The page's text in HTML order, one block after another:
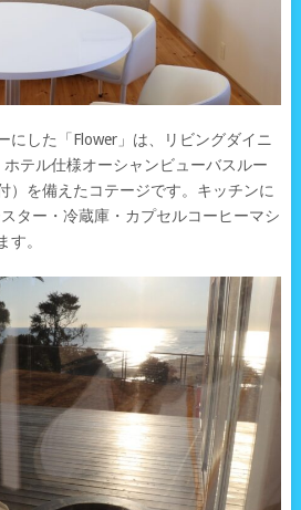
にした「Flower」は、リビングダイニ
テル仕様オーシャンビューバスルー
）を備えたコテージです。キッチンに
ター・冷蔵庫・カプセルコーヒーマシ
す。